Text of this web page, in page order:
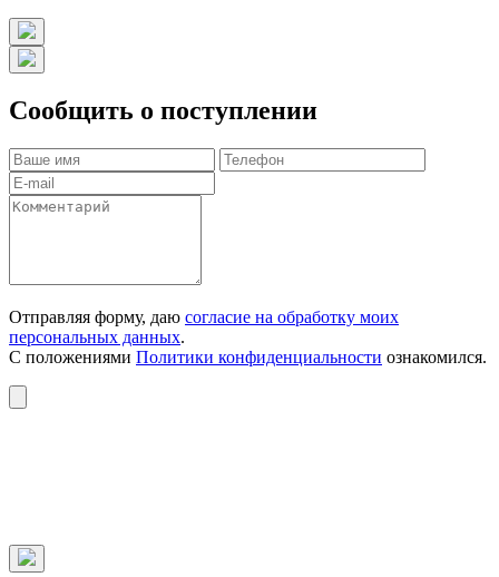
Сообщить о поступлении
Отправляя форму, даю согласие на обработку моих
персональных данных.
С положениями Политики конфиденциальности ознакомился.